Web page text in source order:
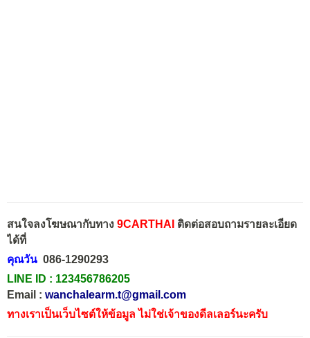
สนใจลงโฆษณากับทาง 9CARTHAI ติดต่อสอบถามรายละเอียด
ได้ที่
คุณวัน 086-1290293
LINE ID : 123456786205
Email : wanchalearm.t@gmail.com
ทางเราเป็นเว็บไซต์ให้ข้อมูล ไม่ใช่เจ้าของดีลเลอร์นะครับ